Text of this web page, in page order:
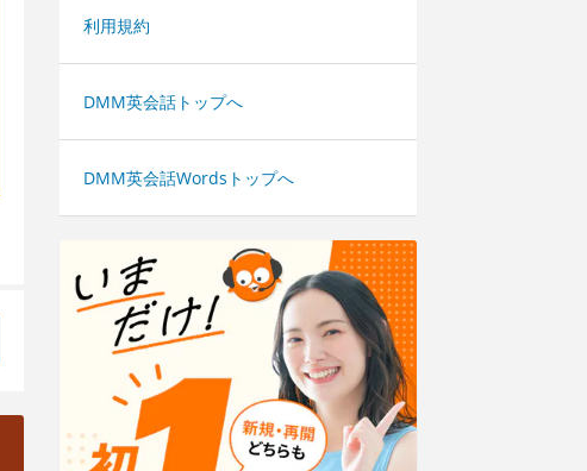
利用規約
DMM英会話トップへ
DMM英会話Wordsトップへ